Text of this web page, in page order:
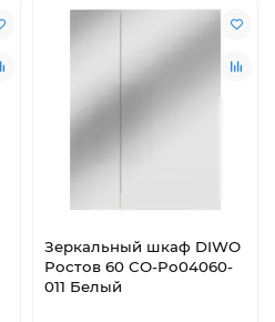
Зеркальный шкаф DIWO
Ростов 60 СО-Ро04060-
011 Белый